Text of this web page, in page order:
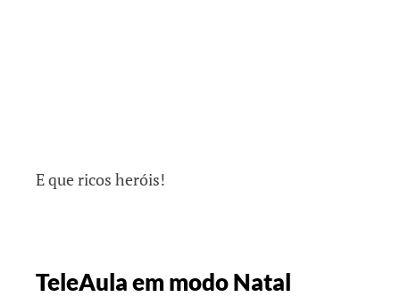
E que ricos heróis!
TeleAula em modo Natal